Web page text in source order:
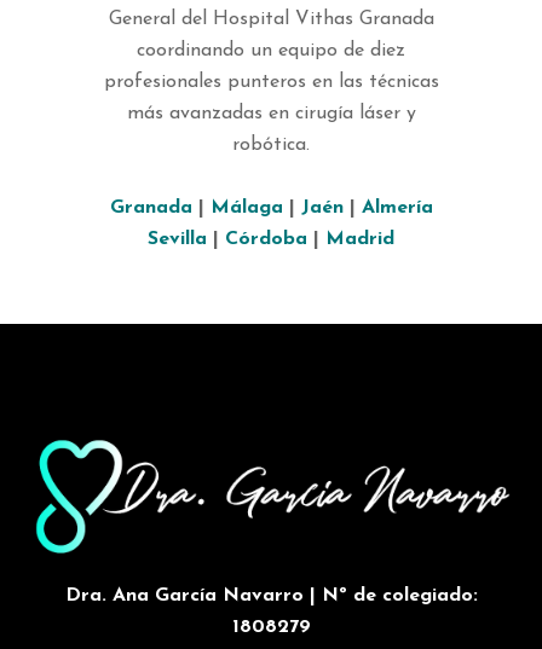
General del Hospital Vithas Granada
coordinando un equipo de diez
profesionales punteros en las técnicas
más avanzadas en cirugía láser y
robótica.
Granada Málaga Jaén| Almería
Sevilla
Córdoba Madrid
Dra. Ana García Navarro | Nº de colegiado:
1808279